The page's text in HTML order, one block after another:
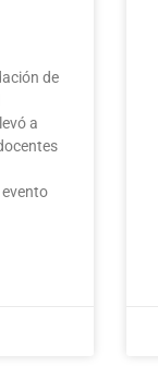
de
a